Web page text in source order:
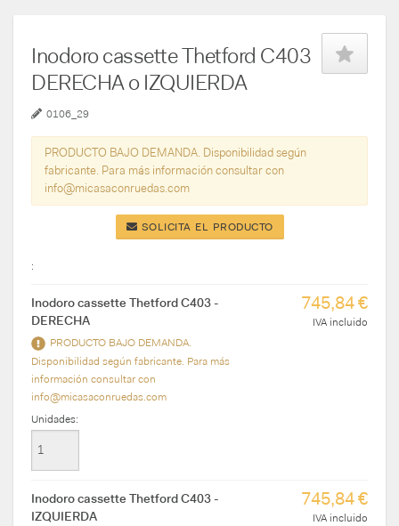
Inodoro cassette Thetford C403
DERECHA o IZQUIERDA
0106_29
PRODUCTO BAJO DEMANDA. Disponibilidad según
fabricante. Para más información consultar con
info@micasaconruedas.com
SOLICITA EL PRODUCTO
:
Inodoro cassette Thetford C403 -
DERECHA
PRODUCTO BAJO DEMANDA.
Disponibilidad según fabricante. Para más
información consultar con
info@micasaconruedas.com
745,84 €
IVA incluido
Unidades:
Inodoro cassette Thetford C403 -
IZQUIERDA
745,84 €
IVA incluido